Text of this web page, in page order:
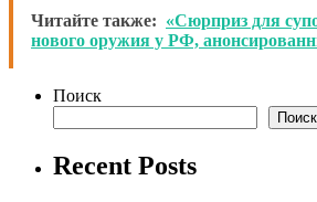
Читайте также: «Сюрприз для
нового оружия у РФ,
Поиск
Поиск
Recent Posts